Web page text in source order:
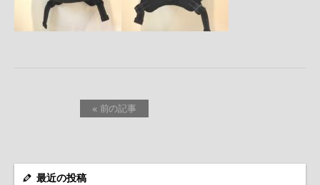
« 前の記事
最近の投稿